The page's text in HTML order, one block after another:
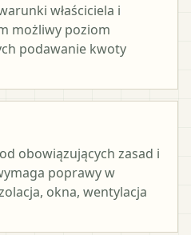
właściciela i
możliwy poziom
podawanie kwoty
obowiązujących zasad i
poprawy w
okna, wentylacja